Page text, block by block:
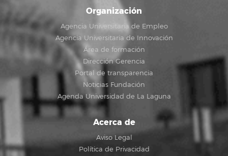
Organización
Agencia Universitaria de Empleo
Agencia Universitaria de Innovación
Área de formación
Dirección Gerencia
Portal de transparencia
Noticias Fundación
Agenda Universidad de La Laguna
Acerca de
Aviso Legal
Política de Privacidad